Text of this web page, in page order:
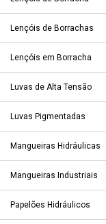
Lençóis de Borrachas
Lençóis em Borracha
Luvas de Alta Tensão
Luvas Pigmentadas
Mangueiras Hidráulicas
Mangueiras Industriais
Papelões Hidráulicos